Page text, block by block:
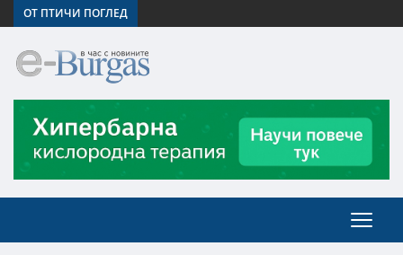
ОТ ПТИЧИ ПОГЛЕД